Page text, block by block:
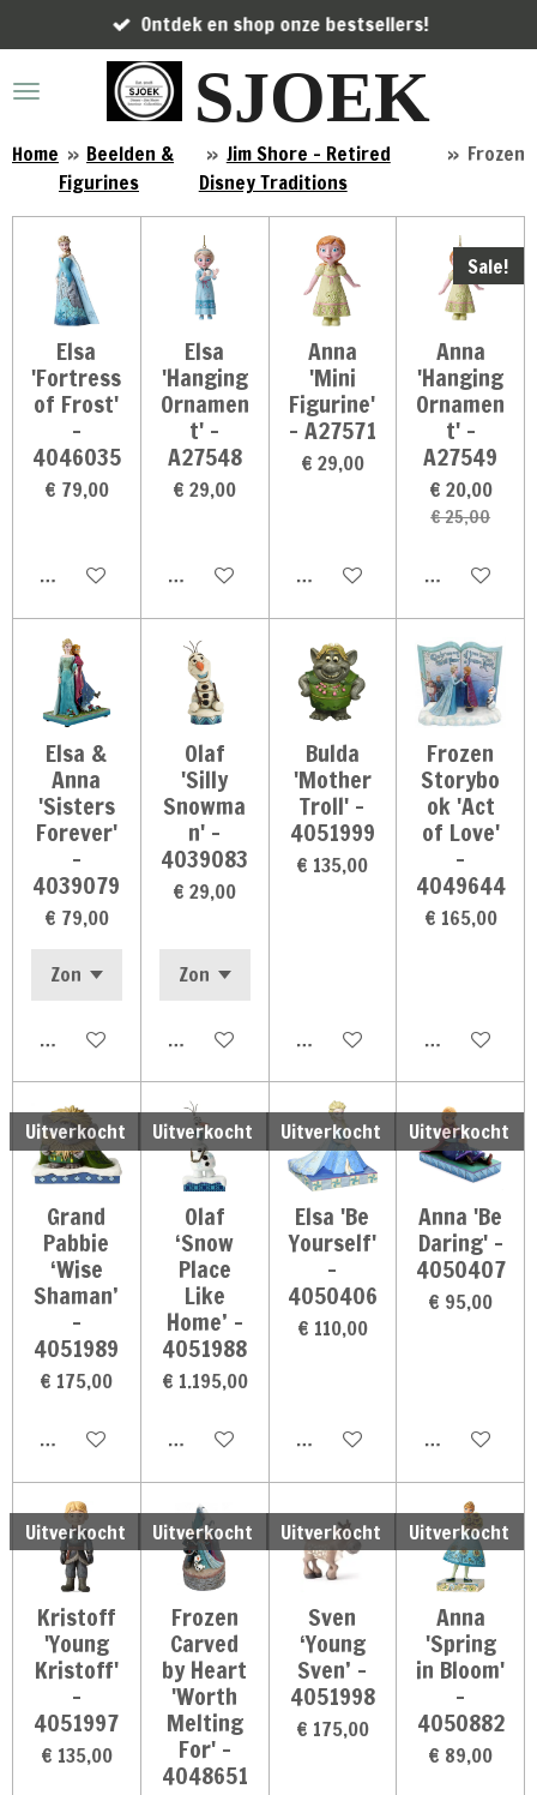
direct
naar
SJOEK
Ontdek en shop onze bestsellers!
Home » Beelden &
Figurines
» Jim Shore - Retired
Disney Traditions
» Frozen
Elsa
'Fortress
of Frost'
-
4046035
€ 79,00
In winkelwagen
Elsa
'Hanging
Ornamen
t' -
A27548
€ 29,00
In winkelwagen
Anna
'Mini
Figurine'
- A27571
€ 29,00
In winkelwagen
Sale!
Anna
'Hanging
Ornamen
t' -
A27549
€ 20,00
€ 25,00
In
Elsa &
Anna
'Sisters
Forever'
-
4039079
€ 79,00
In winkelwagen
Olaf
'Silly
Snowma
n' -
4039083
€ 29,00
In winkelwagen
Bulda
'Mother
Troll' -
4051999
€ 135,00
In winkelwagen
Frozen
Storybo
ok 'Act
of Love'
-
4049644
€ 165,00
In
Uitverkocht
Grand
Pabbie
‘Wise
Shaman’
-
4051989
€ 175,00
Houd mij op de hoogte
Uitverkocht
Olaf
‘Snow
Place
Like
Home’ -
4051988
€ 1.195,00
Houd mij op de hoogte
Uitverkocht
Elsa 'Be
Yourself'
-
4050406
€ 110,00
Houd mij op de hoogte
Uitverkocht
Anna 'Be
Daring' -
4050407
€ 95,00
Houd mij op
Uitverkocht
Kristoff
'Young
Kristoff'
-
4051997
€ 135,00
Uitverkocht
Frozen
Carved
by Heart
'Worth
Melting
For' -
4048651
Uitverkocht
Sven
‘Young
Sven’ -
4051998
€ 175,00
Uitverkocht
Anna
'Spring
in Bloom'
-
4050882
€ 89,00